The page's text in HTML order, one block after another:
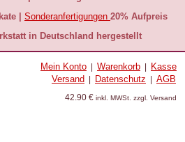
häufige Fragen
Kontakt
Datenschutz
| Sonderanfertigungen 20% Aufpreis
in Deutschland hergestellt
Mein Konto Warenkorb
Kasse
Versand
Datenschutz AGB
42.90 € inkl. MWSt. zzgl. Versand